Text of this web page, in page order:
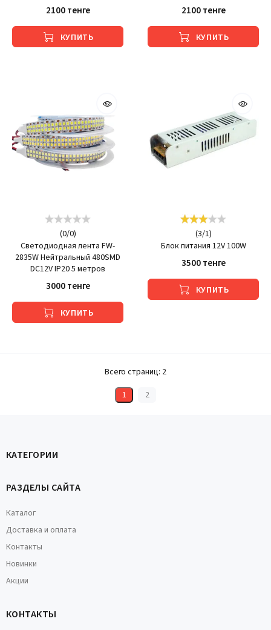
2100 тенге
КУПИТЬ
2100 тенге
КУПИТЬ
(0/0)
Светодиодная лента FW-
2835W Нейтральный 480SMD
DC12V IP20 5 метров
3000 тенге
КУПИТЬ
(3/1)
Блок питания 12V 100W
3500 тенге
КУПИТЬ
Всего страниц: 2
1
2
КАТЕГОРИИ
РАЗДЕЛЫ САЙТА
Каталог
Доставка и оплата
Контакты
Новинки
Акции
КОНТАКТЫ